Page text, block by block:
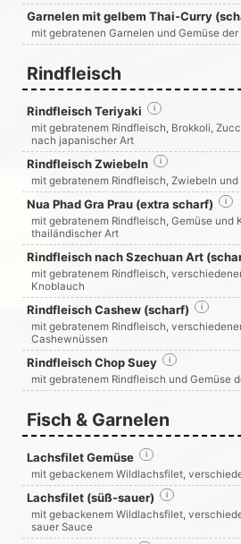
Garnelen mit gelbem Thai-Curry
mit gebratenen Garnelen und Gemüse der
Rindfleisch
Rindfleisch Teriyaki i
mit gebratenem Rindfleisch, Brokkoli,
nach japanischer Art
Rindfleisch Zwiebeln i
mit gebratenem Rindfleisch, Zwiebeln und
Nua Phad Gra Prau (extra scharf) i
mit gebratenem Rindfleisch, Gemüse und
thailändischer Art
Rindfleisch nach Szechuan Art
mit gebratenem Rindfleisch,
Knoblauch
Rindfleisch Cashew (scharf) i
mit gebratenem Rindfleisch,
Cashewnüssen
Rindfleisch Chop Suey i
mit gebratenem Rindfleisch und Gemüse
Fisch & Garnelen
Lachsfilet Gemüse i
mit gebackenem Wildlachsfilet,
Lachsfilet (süß-sauer) i
mit gebackenem Wildlachsfilet,
sauer Sauce